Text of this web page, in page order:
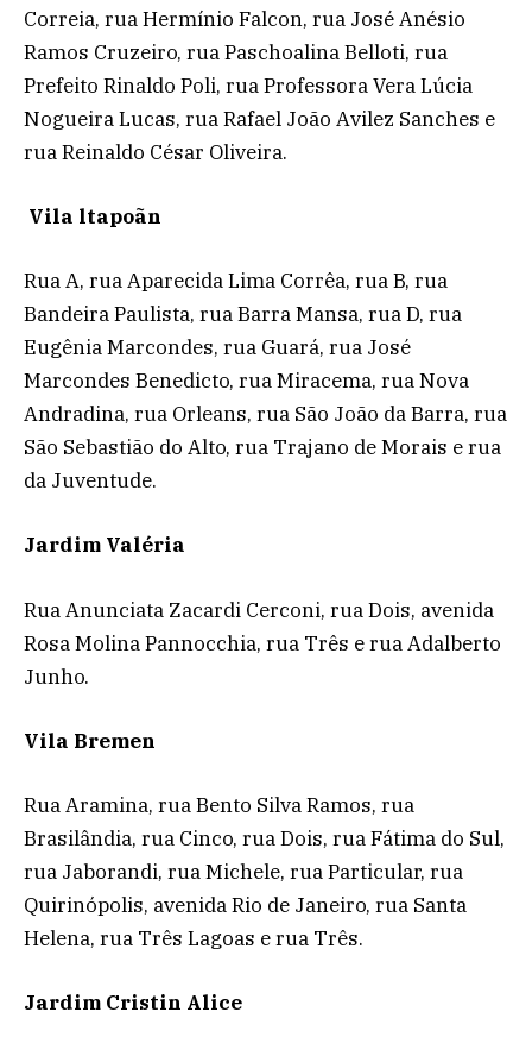
Correia, rua Hermínio Falcon, rua José Anésio
Ramos Cruzeiro, rua Paschoalina Belloti, rua
Prefeito Rinaldo Poli, rua Professora Vera Lúcia
Nogueira Lucas, rua Rafael João Avilez Sanches e
rua Reinaldo César Oliveira.
Vila ltapoãn
Rua A, rua Aparecida Lima Corrêa, rua B, rua
Bandeira Paulista, rua Barra Mansa, rua D, rua
Eugênia Marcondes, rua Guará, rua José
Marcondes Benedicto, rua Miracema, rua Nova
Andradina, rua Orleans, rua São João da Barra, rua
São Sebastião do Alto, rua Trajano de Morais e rua
da Juventude.
Jardim Valéria
Rua Anunciata Zacardi Cerconi, rua Dois, avenida
Rosa Molina Pannocchia, rua Três e rua Adalberto
Junho.
Vila Bremen
Rua Aramina, rua Bento Silva Ramos, rua
Brasilândia, rua Cinco, rua Dois, rua Fátima do Sul,
rua Jaborandi, rua Michele, rua Particular, rua
Quirinópolis, avenida Rio de Janeiro, rua Santa
Helena, rua Três Lagoas e rua Três.
Jardim Cristin Alice